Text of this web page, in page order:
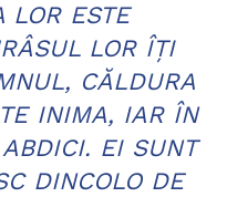
LOR ESTE
LOR ÎŢI
CĂLDURA
INIMA, IAR ÎN
EI SUNT
DINCOLO DE